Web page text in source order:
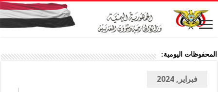
المحفوظات اليومية:
فبراير, 2024